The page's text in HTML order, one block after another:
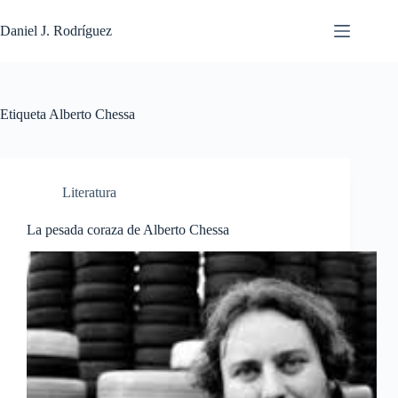
al
contenido
Daniel J. Rodríguez
Etiqueta Alberto Chessa
Literatura
La pesada coraza de Alberto Chessa